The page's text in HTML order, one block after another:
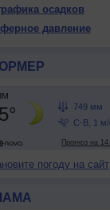
осадков
давление
погоду на сайт